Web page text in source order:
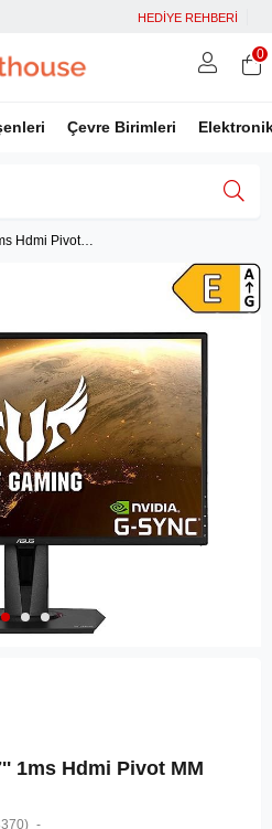
HEDİYE REHBERİ
Çevre Birimleri
0
Asus Tuf Gaming 27'' 1ms Hdmi Pivot MM IPS(VG279QM)
1ms Hdmi Pivot MM